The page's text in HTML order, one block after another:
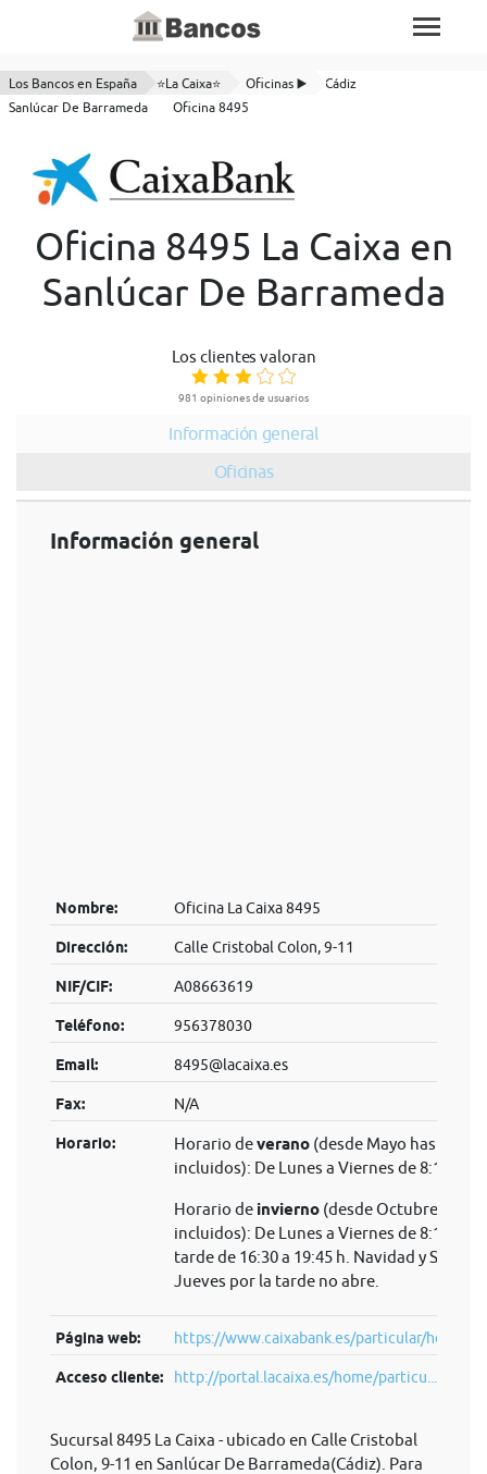
Los Bancos en España ⭐La Caixa⭐ Oficinas ▶️
Cádiz
Sanlúcar De Barrameda
Oficina 8495
Oficina 8495 La Caixa en
Sanlúcar De Barrameda
Los clientes valoran
981 opiniones de usuarios
Información general
Oficinas
Información general
Nombre: Oficina La Caixa 8495
Dirección: Calle Cristobal Colon, 9-11
NIF/CIF: A08663619
Teléfono: 956378030
Email: 8495@lacaixa.es
Fax: N/A
Horario: Horario deverano(desde Mayo hasta
incluidos): De Lunes a Viernes de 8:15 a
Horario de invierno(desde Octubre hasta
incluidos): De Lunes a Viernes de 8:15 a
tarde de 16:30 a 19:45 h. Navidad y
Jueves por la tarde no abre.
Página web: https://www.caixabank.es/particular/home/
Acceso cliente: http://portal.lacaixa.es/home/particu...
Sucursal 8495 La Caixa - ubicado en Calle Cristobal
Colon, 9-11 en Sanlúcar De Barrameda(Cádiz). Para